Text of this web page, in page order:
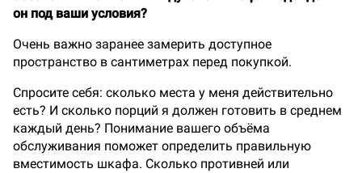
он под ваши условия?
Очень важно заранее замерить доступное
пространство в сантиметрах перед покупкой.
Спросите себя: сколько места у меня действительно
есть? И сколько порций я должен готовить в среднем
каждый день? Понимание вашего объёма
обслуживания поможет определить правильную
вместимость шкафа. Сколько противней или